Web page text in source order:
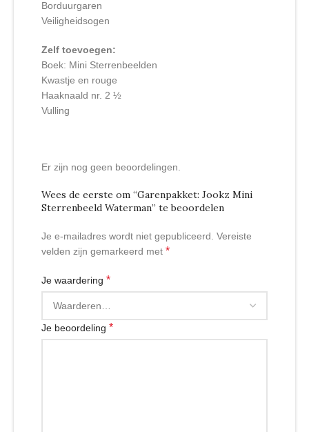
Borduurgaren
Veiligheidsogen
Zelf toevoegen:
Boek: Mini Sterrenbeelden
Kwastje en rouge
Haaknaald nr. 2 ½
Vulling
Er zijn nog geen beoordelingen.
Wees de eerste om “Garenpakket: Jookz Mini
Sterrenbeeld Waterman” te beoordelen
Je e-mailadres wordt niet gepubliceerd. Vereiste
velden zijn gemarkeerd met *
Je waardering *
Je beoordeling *